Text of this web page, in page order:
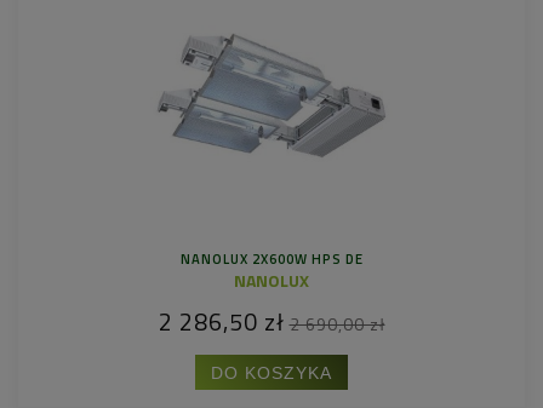
NANOLUX 2X600W HPS DE
NANOLUX
2 286,50 zł 2 690,00 zł
DO KOSZYKA